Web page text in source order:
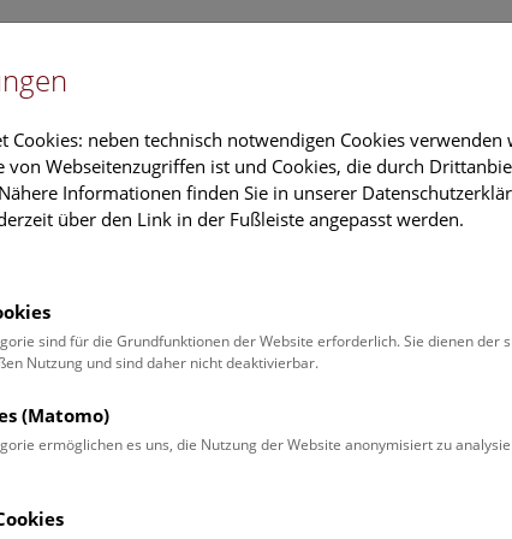
Führungen & Aktivitäten Deck 50
finden Sie
Cookies: neben technisch notwendigen Cookies verwenden
von Webseitenzugriffen ist und Cookies, die durch
Informationen finden Sie in unserer
über den Link in der Fußleiste angepasst werden.
sind für die Grundfunktionen der Website erforderlich. Sie dienen der
Nutzung und sind daher nicht deaktivierbar.
(Matomo)
ermöglichen es uns, die Nutzung der Website anonymisiert zu